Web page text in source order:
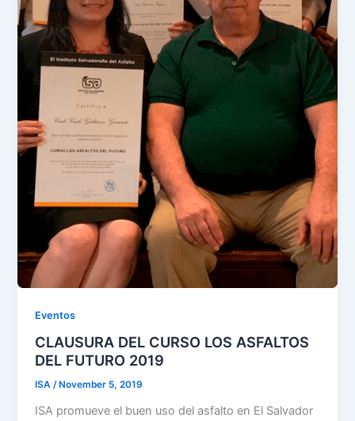
Eventos
CLAUSURA DEL CURSO LOS ASFALTOS
DEL FUTURO 2019
ISA/ November 5, 2019
ISA promueve el buen uso del asfalto en El Salvador